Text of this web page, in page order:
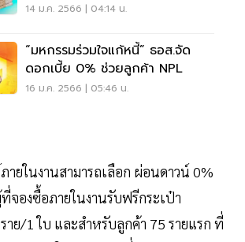
14 ม.ค. 2566 | 04:14 น.
“มหกรรมร่วมใจแก้หนี้” ธอส.จัด
ดอกเบี้ย 0% ช่วยลูกค้า NPL
16 ม.ค. 2566 | 05:46 น.
ยในงานสามารถเลือก ผ่อนดาวน์ 0%
จองซื้อภายในงานรับฟรีกระเป๋า
าย/1 ใบ และสำหรับลูกค้า 75 รายแรก ที่